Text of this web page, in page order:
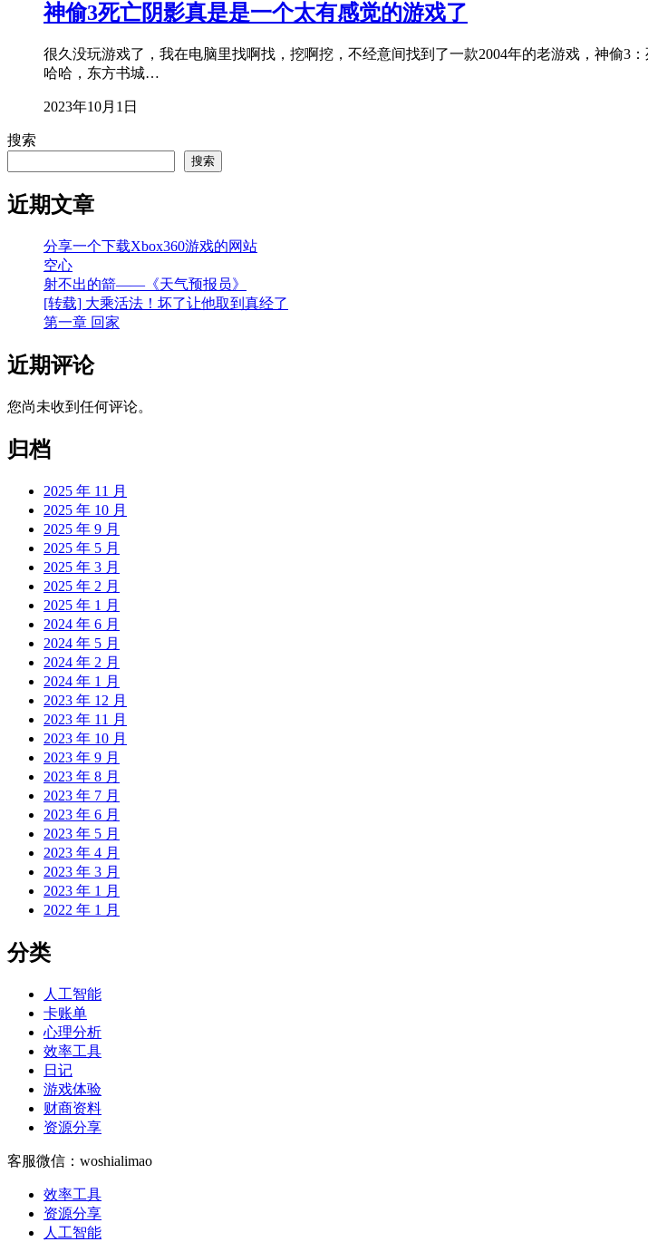
神偷3死亡阴影真是是一个太有感觉的游戏了
很久没玩游戏了，我在电脑里找啊找，挖啊挖，不经意间找到了一款2004年的老游戏，神偷3
哈哈，东方书城…
2023年10月1日
搜索
搜索
近期文章
分享一个下载Xbox360游戏的网站
空心
射不出的箭——《天气预报员》
[转载] 大乘活法！坏了让他取到真经了
第一章 回家
近期评论
您尚未收到任何评论。
归档
2025 年 11 月
2025 年 10 月
2025 年 9 月
2025 年 5 月
2025 年 3 月
2025 年 2 月
2025 年 1 月
2024 年 6 月
2024 年 5 月
2024 年 2 月
2024 年 1 月
2023 年 12 月
2023 年 11 月
2023 年 10 月
2023 年 9 月
2023 年 8 月
2023 年 7 月
2023 年 6 月
2023 年 5 月
2023 年 4 月
2023 年 3 月
2023 年 1 月
2022 年 1 月
分类
人工智能
卡账单
心理分析
效率工具
日记
游戏体验
财商资料
资源分享
客服微信：woshialimao
效率工具
资源分享
人工智能